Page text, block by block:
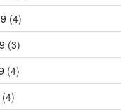
(4)
(3)
(4)
(4)